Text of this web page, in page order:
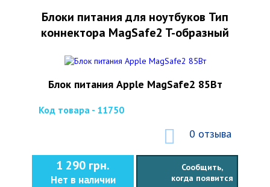
Блоки питания для ноутбуков Тип
коннектора MagSafe2 T-образный
Блок питания Apple MagSafe2 85Вт
Код товара - 11750
0 отзыва
1 290 грн.
Нет в наличии
Сообщить,
когда появится